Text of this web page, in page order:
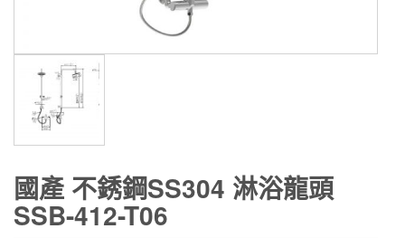
國產 不銹鋼SS304 淋浴龍頭
SSB-412-T06